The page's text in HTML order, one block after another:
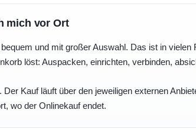
mich vor Ort
und mit großer Auswahl. Das ist in
löst: Auspacken, einrichten, verbinden,
Kauf läuft über den jeweiligen externen
wo der Onlinekauf endet.